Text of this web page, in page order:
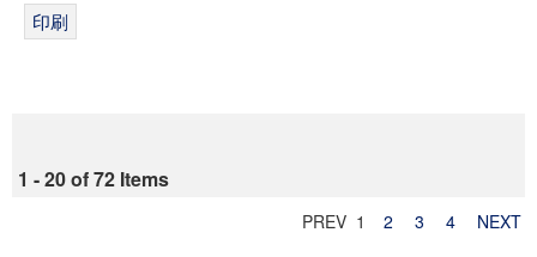
学術雑誌掲載論文等(8)
1 - 20 of 72 Items
PREV 1 2 3 4 NEXT